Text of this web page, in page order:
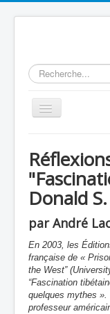
Rechercher
Basculer
la
Donald
par André
En 2003, les
française de «
the West”
“Fascination
quelques mythes ».
professeur